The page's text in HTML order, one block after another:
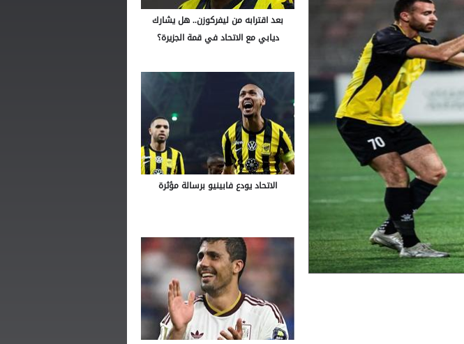
بعد اقترابه من ليفركوزن.. هل يشارك
ديابي مع الاتحاد في قمة الجزيرة؟
الاتحاد يودع فابينيو برسالة مؤثرة